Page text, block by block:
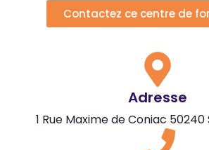
Contactez ce centre de
Adresse
1 Rue Maxime de Coniac